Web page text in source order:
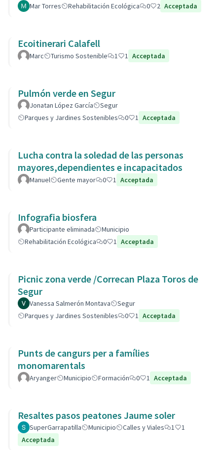
Mar Torres Rehabilitación Ecológica 0 2 Acceptada
Ecoitinerari Calafell
Marc Turismo Sostenible 1 1 Acceptada
Pulmón verde en Segur
Jonatan López García
Segur
Parques y Jardines Sostenibles
0 1 Acceptada
Lucha contra la soledad de las personas
mayores,dependientes e incapacitados
Manuel Gente mayor 0 1 Acceptada
Infografia biosfera
Participante eliminada
Municipio
Rehabilitación Ecológica
0 1 Acceptada
Picnic zona verde /Correcan Plaza Toros de
Segur
Vanessa Salmerón Montava
Segur
Parques y Jardines Sostenibles
0 1 Acceptada
Punts de cangurs per a famílies
monomarentals
Aryanger Municipio Formación 0 1 Acceptada
Resaltes pasos peatones Jaume soler
SuperGarrapatilla Municipio Calles y Viales 1
1
Acceptada